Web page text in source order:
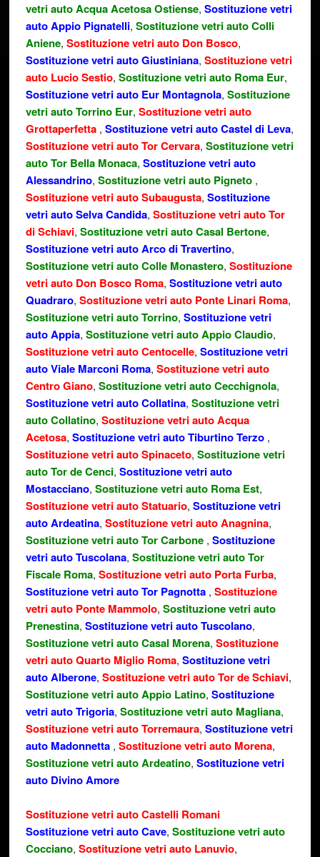
vetri auto Acqua Acetosa Ostiense, Sostituzione vetri
auto Appio Pignatelli, Sostituzione vetri auto Colli
Aniene, Sostituzione vetri auto Don Bosco,
Sostituzione vetri auto Giustiniana, Sostituzione vetri
auto Lucio Sestio, Sostituzione vetri auto Roma Eur,
Sostituzione vetri auto Eur Montagnola, Sostituzione
vetri auto Torrino Eur, Sostituzione vetri auto
Grottaperfetta , Sostituzione vetri auto Castel di Leva,
Sostituzione vetri auto Tor Cervara, Sostituzione vetri
auto Tor Bella Monaca, Sostituzione vetri auto
Alessandrino, Sostituzione vetri auto Pigneto ,
Sostituzione vetri auto Subaugusta, Sostituzione
vetri auto Selva Candida, Sostituzione vetri auto Tor
di Schiavi, Sostituzione vetri auto Casal Bertone,
Sostituzione vetri auto Arco di Travertino,
Sostituzione vetri auto Colle Monastero, Sostituzione
vetri auto Don Bosco Roma, Sostituzione vetri auto
Quadraro, Sostituzione vetri auto Ponte Linari Roma,
Sostituzione vetri auto Torrino, Sostituzione vetri
auto Appia, Sostituzione vetri auto Appio Claudio,
Sostituzione vetri auto Centocelle, Sostituzione vetri
auto Viale Marconi Roma, Sostituzione vetri auto
Centro Giano, Sostituzione vetri auto Cecchignola,
Sostituzione vetri auto Collatina, Sostituzione vetri
auto Collatino, Sostituzione vetri auto Acqua
Acetosa, Sostituzione vetri auto Tiburtino Terzo ,
Sostituzione vetri auto Spinaceto, Sostituzione vetri
auto Tor de Cenci, Sostituzione vetri auto
Mostacciano, Sostituzione vetri auto Roma Est,
Sostituzione vetri auto Statuario, Sostituzione vetri
auto Ardeatina, Sostituzione vetri auto Anagnina,
Sostituzione vetri auto Tor Carbone , Sostituzione
vetri auto Tuscolana, Sostituzione vetri auto Tor
Fiscale Roma, Sostituzione vetri auto Porta Furba,
Sostituzione vetri auto Tor Pagnotta , Sostituzione
vetri auto Ponte Mammolo, Sostituzione vetri auto
Prenestina, Sostituzione vetri auto Tuscolano,
Sostituzione vetri auto Casal Morena, Sostituzione
vetri auto Quarto Miglio Roma, Sostituzione vetri
auto Alberone, Sostituzione vetri auto Tor de Schiavi,
Sostituzione vetri auto Appio Latino, Sostituzione
vetri auto Trigoria, Sostituzione vetri auto Magliana,
Sostituzione vetri auto Torremaura, Sostituzione vetri
auto Madonnetta , Sostituzione vetri auto Morena,
Sostituzione vetri auto Ardeatino, Sostituzione vetri
auto Divino Amore
Sostituzione vetri auto Castelli Romani
Sostituzione vetri auto Cave, Sostituzione vetri auto
Cocciano, Sostituzione vetri auto Lanuvio,